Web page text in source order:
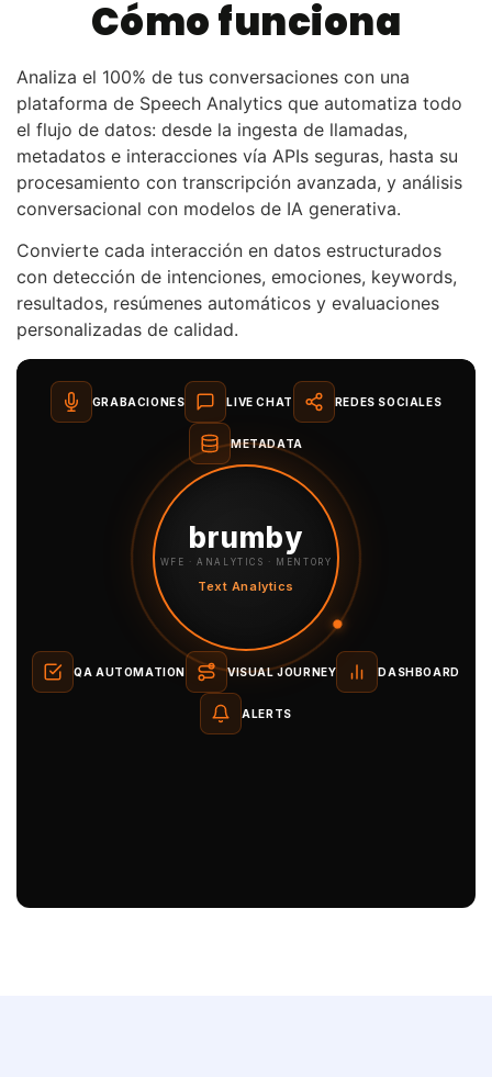
Cómo funciona
Analiza el 100% de tus conversaciones con una
plataforma de Speech Analytics que automatiza todo
el flujo de datos: desde la ingesta de llamadas,
metadatos e interacciones vía APIs seguras, hasta su
procesamiento con transcripción avanzada, y análisis
conversacional con modelos de IA generativa.
Convierte cada interacción en datos estructurados
con detección de intenciones, emociones, keywords,
resultados, resúmenes automáticos y evaluaciones
personalizadas de calidad.